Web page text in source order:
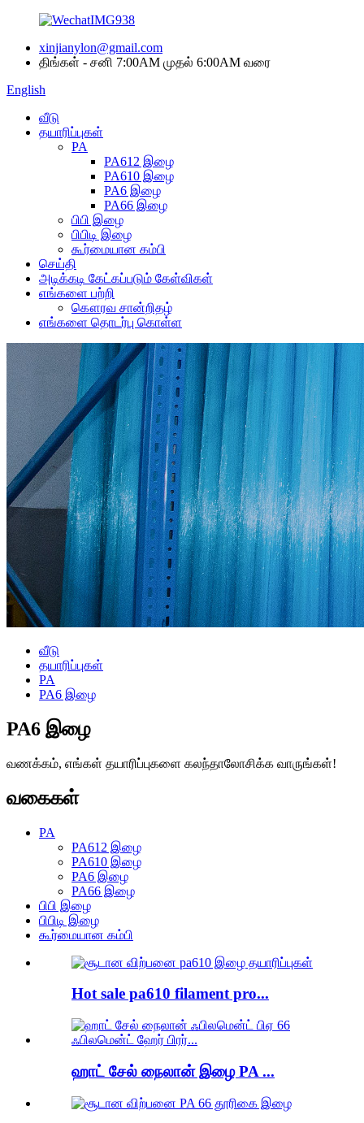
xinjianylon@gmail.com
திங்கள் - சனி 7:00AM முதல் 6:00AM வரை
English
வீடு
தயாரிப்புகள்
PA
PA612 இழை
PA610 இழை
PA6 இழை
PA66 இழை
பிபி இழை
பிபிடி இழை
கூர்மையான கம்பி
செய்தி
அடிக்கடி கேட்கப்படும் கேள்விகள்
எங்களை பற்றி
கௌரவ சான்றிதழ்
எங்களை தொடர்பு கொள்ள
வீடு
தயாரிப்புகள்
PA
PA6 இழை
PA6 இழை
வணக்கம், எங்கள் தயாரிப்புகளை கலந்தாலோசிக்க வாருங்கள்!
வகைகள்
PA
PA612 இழை
PA610 இழை
PA6 இழை
PA66 இழை
பிபி இழை
பிபிடி இழை
கூர்மையான கம்பி
Hot sale pa610 filament pro...
ஹாட் சேல் நைலான் இழை PA ...